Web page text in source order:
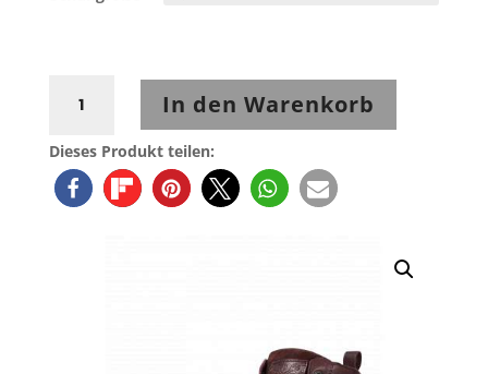
Dieses Produkt teilen:
BOOTS
SIXTY
Aramid
In den Warenkorb